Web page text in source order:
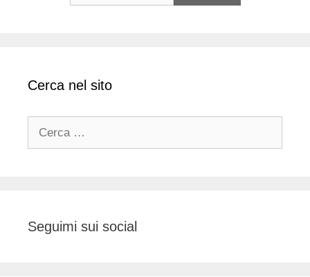
Cerca nel sito
Seguimi sui social